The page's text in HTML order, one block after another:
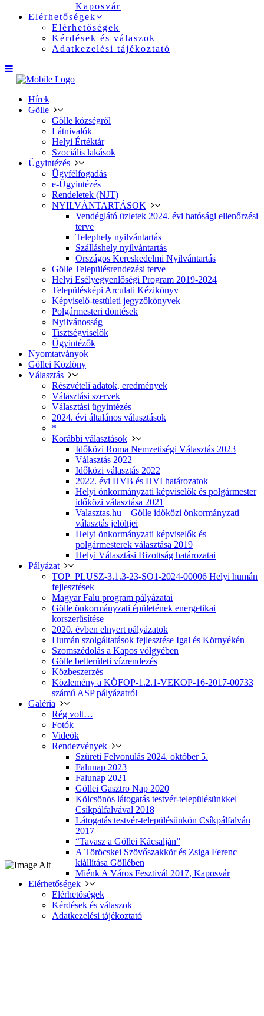
Kaposvár
Elérhetőségek
Elérhetőségek
Kérdések és válaszok
Adatkezelési tájékoztató
Hírek
Gölle
Gölle községről
Látnivalók
Helyi Értéktár
Szociális lakások
Ügyintézés
Ügyfélfogadás
e-Ügyintézés
Rendeletek (NJT)
NYILVÁNTARTÁSOK
Vendéglátó üzletek 2024. évi hatósági ellenőrzési
terve
Telephely nyilvántartás
Szálláshely nyilvántartás
Országos Kereskedelmi Nyilvántartás
Gölle Településrendezési terve
Helyi Esélyegyenlőségi Program 2019-2024
Településképi Arculati Kézikönyv
Képviselő-testületi jegyzőkönyvek
Polgármesteri döntések
Nyilvánosság
Tisztségviselők
Ügyintézők
Nyomtatványok
Göllei Közlöny
Választás
Részvételi adatok, eredmények
Választási szervek
Választási ügyintézés
2024. évi általános választások
*
Korábbi választások
Időközi Roma Nemzetiségi Választás 2023
Választás 2022
Időközi választás 2022
2022. évi HVB és HVI határozatok
Helyi önkormányzati képviselők és polgármester
időközi választása 2021
Valasztas.hu – Gölle időközi önkormányzati
választás jelöltjei
Helyi önkormányzati képviselők és
polgármesterek választása 2019
Helyi Választási Bizottság határozatai
Pályázat
TOP_PLUSZ-3.1.3-23-SO1-2024-00006 Helyi humán
fejlesztések
Magyar Falu program pályázatai
Gölle önkormányzati épületének energetikai
korszerűsítése
2020. évben elnyert pályázatok
Humán szolgáltatások fejlesztése Igal és Környékén
Szomszédolás a Kapos völgyében
Gölle belterületi vízrendezés
Közbeszerzés
Közlemény a KÖFOP-1.2.1-VEKOP-16-2017-00733
számú ASP pályázatról
Galéria
Rég volt…
Fotók
Videók
Rendezvények
Szüreti Felvonulás 2024. október 5.
Falunap 2023
Falunap 2021
Göllei Gasztro Nap 2020
Kölcsönös látogatás testvér-településünkkel
Csíkpálfalvával 2018
Látogatás testvér-településünkön Csíkpálfalván
2017
“Tavasz a Göllei Kácsalján”
A Töröcskei Szövőszakkör és Zsiga Ferenc
kiállítása Göllében
Miénk A Város Fesztivál 2017, Kaposvár
Elérhetőségek
Elérhetőségek
Kérdések és válaszok
Adatkezelési tájékoztató